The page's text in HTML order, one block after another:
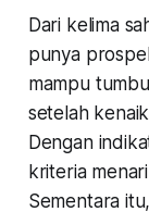
Dari kelima
punya
mampu
setelah
Dengan
kriteria
Sementara